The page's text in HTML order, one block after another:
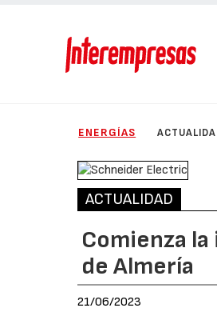
ENERGÍAS
ACTUALIDAD
Comienza
de Almería
21/06/2023